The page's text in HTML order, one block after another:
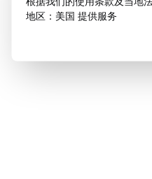
地区：美国 提供服务